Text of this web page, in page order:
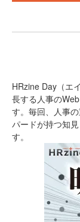
HRzine Day（エ
長する人事の
す。毎回、人事
パードが持つ知
す。